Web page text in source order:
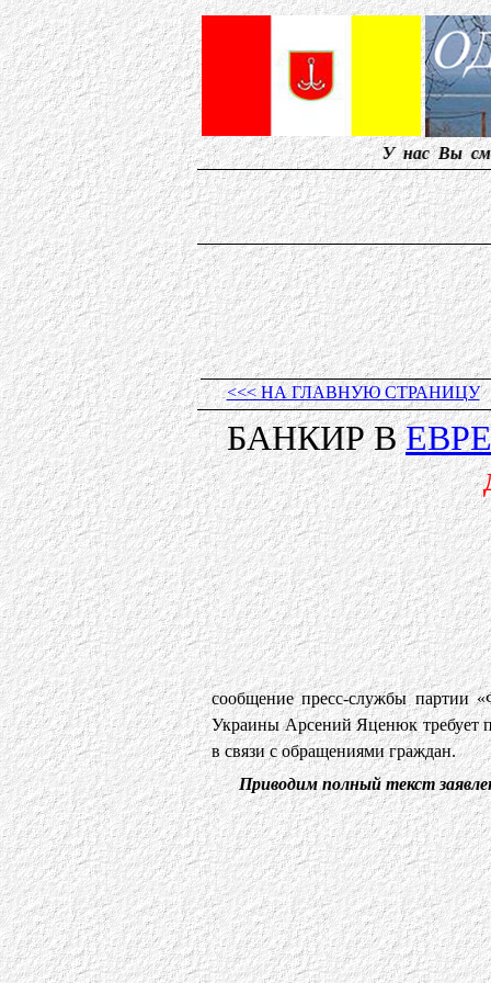
У нас Вы сможете
<<< НА ГЛАВНУЮ СТРАНИЦУ
БАНКИР В
сообщение пресс-службы партии
Украины Арсений Яценюк требует
в связи с обращениями граждан.
Приводим полный текст